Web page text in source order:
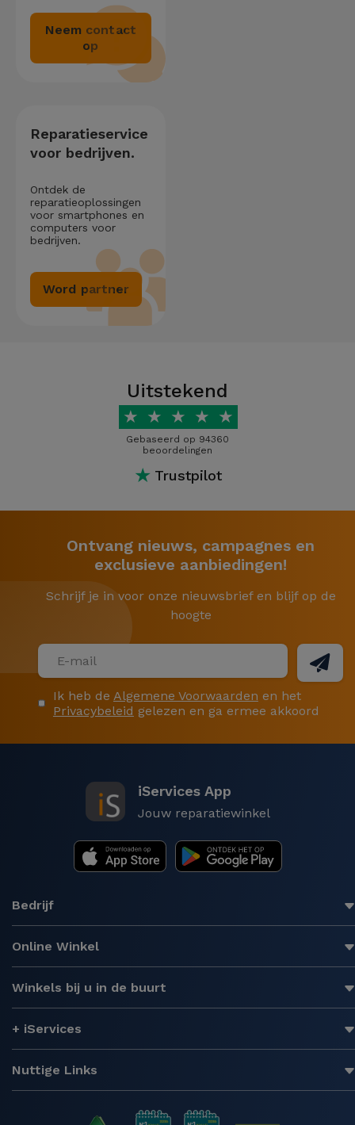
Neem contact
op
Reparatieservice
voor bedrijven.
Ontdek de
reparatieoplossingen
voor smartphones en
computers voor
bedrijven.
Word partner
Uitstekend
★ ★ ★ ★ ★
Gebaseerd op 94360
beoordelingen
★ Trustpilot
Ontvang nieuws, campagnes en
exclusieve aanbiedingen!
Schrijf je in voor onze nieuwsbrief en blijf op de
hoogte
Ik heb de Algemene Voorwaarden en het
Privacybeleid gelezen en ga ermee akkoord
iServices App
Jouw reparatiewinkel
Bedrijf
Online Winkel
Winkels bij u in de buurt
+ iServices
Nuttige Links